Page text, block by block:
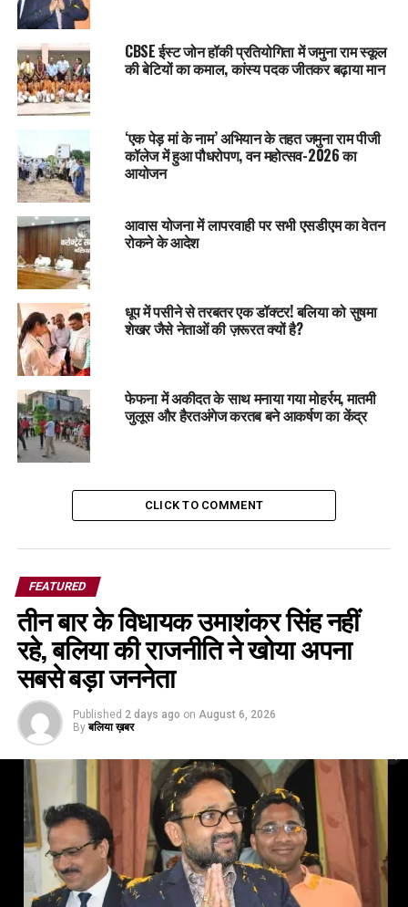
CBSE ईस्ट जोन हॉकी प्रतियोगिता में जमुना राम स्कूल
की बेटियों का कमाल, कांस्य पदक जीतकर बढ़ाया मान
‘एक पेड़ मां के नाम’ अभियान के तहत जमुना राम पीजी
कॉलेज में हुआ पौधरोपण, वन महोत्सव-2026 का
आयोजन
आवास योजना में लापरवाही पर सभी एसडीएम का वेतन
रोकने के आदेश
धूप में पसीने से तरबतर एक डॉक्टर! बलिया को सुषमा
शेखर जैसे नेताओं की ज़रूरत क्यों है?
फेफना में अकीदत के साथ मनाया गया मोहर्रम, मातमी
जुलूस और हैरतअंगेज करतब बने आकर्षण का केंद्र
CLICK TO COMMENT
FEATURED
तीन बार के विधायक उमाशंकर सिंह नहीं
रहे, बलिया की राजनीति ने खोया अपना
सबसे बड़ा जननेता
Published 2 days ago on August 6, 2026
By बलिया ख़बर